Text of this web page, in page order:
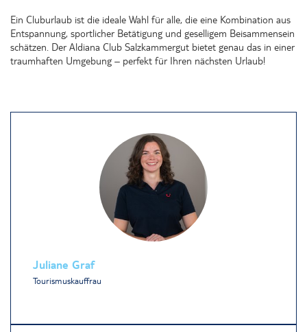
Ein Cluburlaub ist die ideale Wahl für alle, die eine Kombination aus
Entspannung, sportlicher Betätigung und geselligem Beisammensein
schätzen. Der Aldiana Club Salzkammergut bietet genau das in einer
traumhaften Umgebung – perfekt für Ihren nächsten Urlaub!
Juliane Graf
Tourismuskauffrau